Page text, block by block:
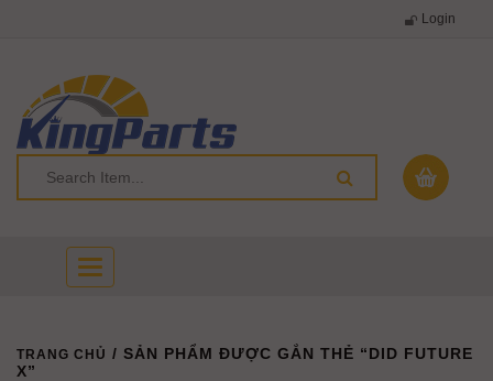
Login
Toggle
navigation
TRANG CHỦ / SẢN PHẨM ĐƯỢC GẮN THẺ “DID FUTURE
X”